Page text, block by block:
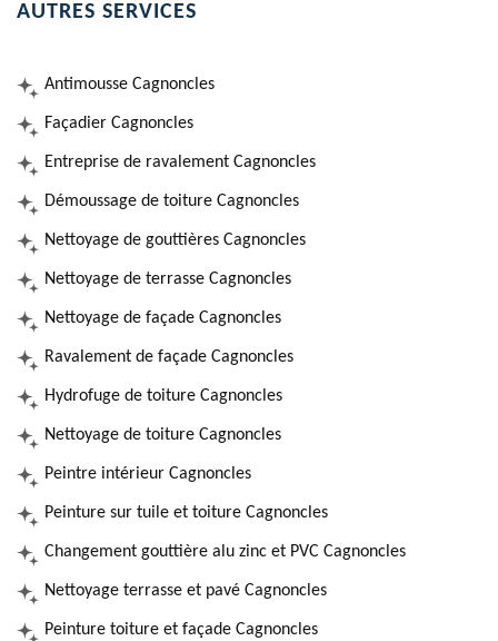
AUTRES SERVICES
Antimousse Cagnoncles
Façadier Cagnoncles
Entreprise de ravalement Cagnoncles
Démoussage de toiture Cagnoncles
Nettoyage de gouttières Cagnoncles
Nettoyage de terrasse Cagnoncles
Nettoyage de façade Cagnoncles
Ravalement de façade Cagnoncles
Hydrofuge de toiture Cagnoncles
Nettoyage de toiture Cagnoncles
Peintre intérieur Cagnoncles
Peinture sur tuile et toiture Cagnoncles
Changement gouttière alu zinc et PVC Cagnoncles
Nettoyage terrasse et pavé Cagnoncles
Peinture toiture et façade Cagnoncles